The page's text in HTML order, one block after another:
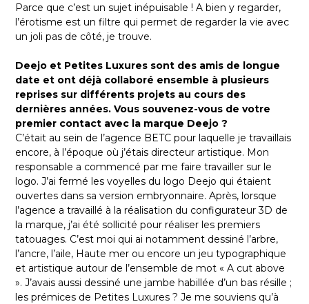
Parce que c’est un sujet inépuisable ! A bien y regarder,
l’érotisme est un filtre qui permet de regarder la vie avec
un joli pas de côté, je trouve.
Deejo et Petites Luxures sont des amis de longue
date et ont déjà collaboré ensemble à plusieurs
reprises sur différents projets au cours des
dernières années. Vous souvenez-vous de votre
premier contact avec la marque Deejo ?
C’était au sein de l’agence BETC pour laquelle je travaillais
encore, à l’époque où j’étais directeur artistique. Mon
responsable a commencé par me faire travailler sur le
logo. J’ai fermé les voyelles du logo Deejo qui étaient
ouvertes dans sa version embryonnaire. Après, lorsque
l’agence a travaillé à la réalisation du configurateur 3D de
la marque, j’ai été sollicité pour réaliser les premiers
tatouages. C’est moi qui ai notamment dessiné l’arbre,
l’ancre, l’aile, Haute mer ou encore un jeu typographique
et artistique autour de l’ensemble de mot « A cut above
». J’avais aussi dessiné une jambe habillée d’un bas résille ;
les prémices de Petites Luxures ? Je me souviens qu’à